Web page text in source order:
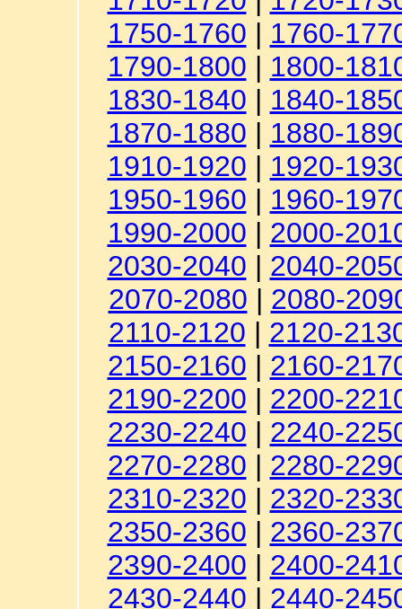
1750-1760 | 1760-
1790-1800 | 1800-
1830-1840 | 1840-
1870-1880 | 1880-
1910-1920 | 1920-
1950-1960 | 1960-
1990-2000 | 2000-
2030-2040 | 2040-
2070-2080 | 2080-
2110-2120 | 2120-
2150-2160 | 2160-
2190-2200 | 2200-
2230-2240 | 2240-
2270-2280 | 2280-
2310-2320 | 2320-
2350-2360 | 2360-
2390-2400 | 2400-
2430-2440 | 2440-